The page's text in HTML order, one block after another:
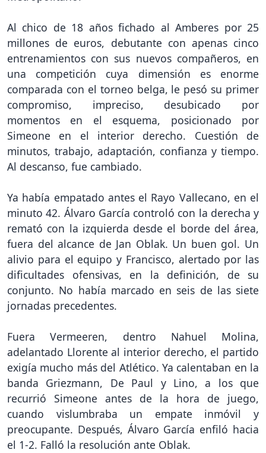
Al chico de 18 años fichado al Amberes por 25
millones de euros, debutante con apenas cinco
entrenamientos con sus nuevos compañeros, en
una competición cuya dimensión es enorme
comparada con el torneo belga, le pesó su primer
compromiso, impreciso, desubicado por
momentos en el esquema, posicionado por
Simeone en el interior derecho. Cuestión de
minutos, trabajo, adaptación, confianza y tiempo.
Al descanso, fue cambiado.
Ya había empatado antes el Rayo Vallecano, en el
minuto 42. Álvaro García controló con la derecha y
remató con la izquierda desde el borde del área,
fuera del alcance de Jan Oblak. Un buen gol. Un
alivio para el equipo y Francisco, alertado por las
dificultades ofensivas, en la definición, de su
conjunto. No había marcado en seis de las siete
jornadas precedentes.
Fuera Vermeeren, dentro Nahuel Molina,
adelantado Llorente al interior derecho, el partido
exigía mucho más del Atlético. Ya calentaban en la
banda Griezmann, De Paul y Lino, a los que
recurrió Simeone antes de la hora de juego,
cuando vislumbraba un empate inmóvil y
preocupante. Después, Álvaro García enfiló hacia
el 1-2. Falló la resolución ante Oblak.